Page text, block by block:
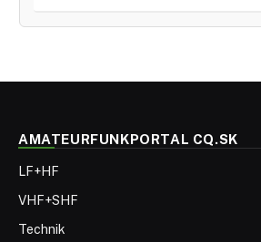
AMATEURFUNKPORTAL CQ.SK
LF+HF
VHF+SHF
Technik